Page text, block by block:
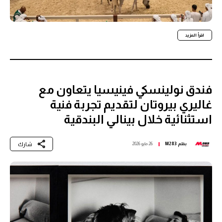
اقرأ المزيد
فندق نولينسكي فينيسيا يتعاون مع
غاليري بيروتان لتقديم تجربة فنية
استثنائية خلال بينالي البندقية
بقلم M283 26 مايو 2026 شارك